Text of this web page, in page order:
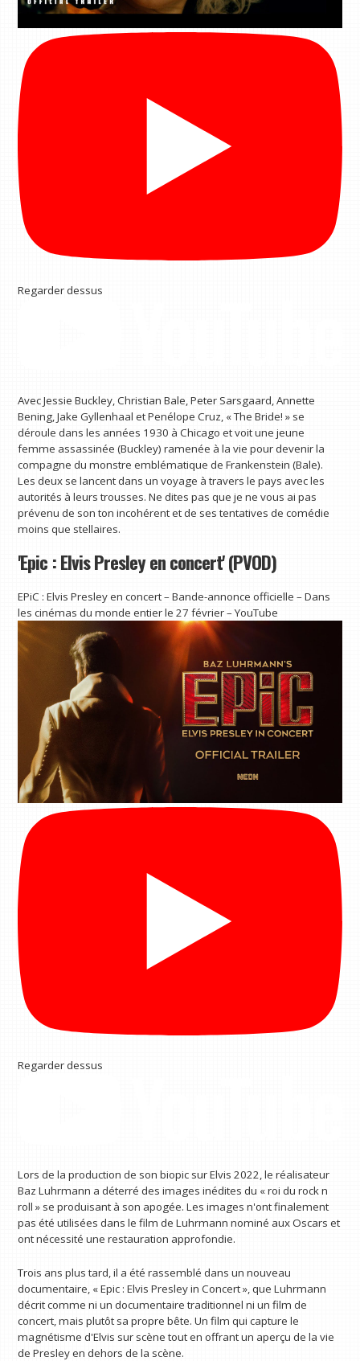
Regarder dessus
Avec Jessie Buckley, Christian Bale, Peter Sarsgaard, Annette
Bening, Jake Gyllenhaal et Penélope Cruz, « The Bride! » se
déroule dans les années 1930 à Chicago et voit une jeune
femme assassinée (Buckley) ramenée à la vie pour devenir la
compagne du monstre emblématique de Frankenstein (Bale).
Les deux se lancent dans un voyage à travers le pays avec les
autorités à leurs trousses. Ne dites pas que je ne vous ai pas
prévenu de son ton incohérent et de ses tentatives de comédie
moins que stellaires.
'Epic : Elvis Presley en concert' (PVOD)
EPiC : Elvis Presley en concert – Bande-annonce officielle – Dans
les cinémas du monde entier le 27 février – YouTube
Regarder dessus
Lors de la production de son biopic sur Elvis 2022, le réalisateur
Baz Luhrmann a déterré des images inédites du « roi du rock n
roll » se produisant à son apogée. Les images n'ont finalement
pas été utilisées dans le film de Luhrmann nominé aux Oscars et
ont nécessité une restauration approfondie.
Trois ans plus tard, il a été rassemblé dans un nouveau
documentaire, « Epic : Elvis Presley in Concert », que Luhrmann
décrit comme ni un documentaire traditionnel ni un film de
concert, mais plutôt sa propre bête. Un film qui capture le
magnétisme d'Elvis sur scène tout en offrant un aperçu de la vie
de Presley en dehors de la scène.